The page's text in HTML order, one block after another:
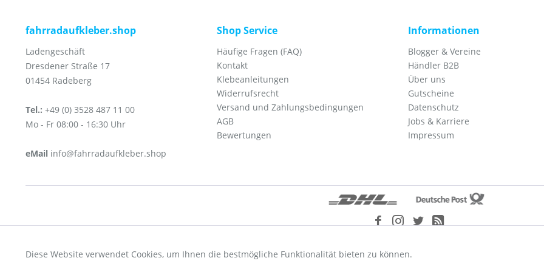
fahrradaufkleber.shop
Ladengeschäft
Dresdener Straße 17
01454 Radeberg
Tel.: +49 (0) 3528 487 11 00
Mo - Fr 08:00 - 16:30 Uhr
eMail info@fahrradaufkleber.shop
Shop Service
Häufige Fragen (FAQ)
Kontakt
Klebeanleitungen
Widerrufsrecht
Versand und Zahlungsbedingungen
AGB
Bewertungen
Informationen
Blogger & Vereine
Händler B2B
Über uns
Gutscheine
Datenschutz
Jobs & Karriere
Impressum
* Alle Preise inkl. gesetzl. Mehrwertsteuer zzgl.Versandkostenund ggf. Nachnahmegebühren, wenn
Funktionale
Diese Website verwendet Cookies, um Ihnen die bestmögliche Funktionalität bieten zu können.